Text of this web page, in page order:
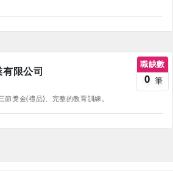
限公司
節獎金(禮品)、完整的教育訓練。
職缺數
0 筆